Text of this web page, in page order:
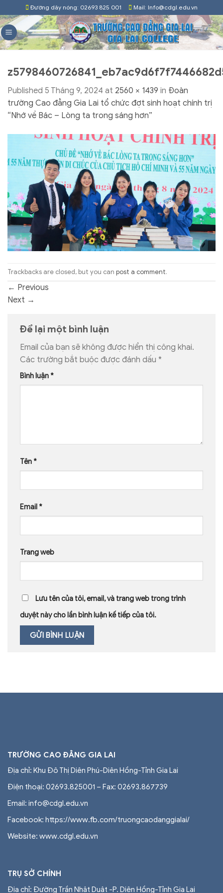
to
content
Đường dây nóng: 02693 825 001 Mail: Info@cdgl.edu.vn
Published 5 Tháng 9, 2024 at 2560 × 1439 in Đoàn
trường Cao đẳng Gia Lai tổ chức đợt sinh hoạt chính trị
“Nhớ về Bác – Lòng ta trong sáng hơn”
Trackbacks are closed, but you can post a comment.
← Previous
Next →
Để lại một bình luận
Email của bạn sẽ không được hiển thị công khai.
Các trường bắt buộc được đánh dấu *
Bình luận *
Tên *
Email *
Trang web
Lưu tên của tôi, email, và trang web trong trình
duyệt này cho lần bình luận kế tiếp của tôi.
TRƯỜNG CAO ĐẲNG GIA LAI
Địa chỉ: Khu Đô Thị Diên Phú-Diên Hồng-Tỉnh Gia Lai
Điện thoại: 02693.825001 – Fax: 02693.867739
Email: info@cdgl.edu.vn
Facebook: https://www.fb.com/truongcaodanggialai/
Website: www.cdgl.edu.vn
TRỤ SỞ CHÍNH
Địa chỉ: Đường Trần Nhật Duật -P. Diên Hồng-Tỉnh Gia Lai